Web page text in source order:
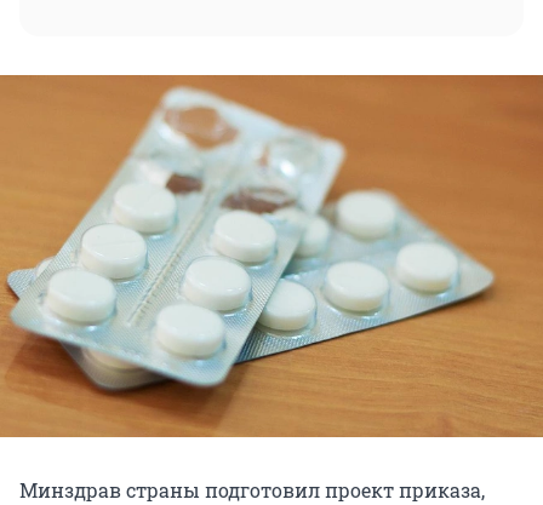
Минздрав страны подготовил проект приказа,